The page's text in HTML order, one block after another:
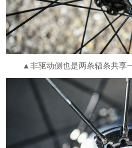
▲非驱动侧也是两条辐条共享